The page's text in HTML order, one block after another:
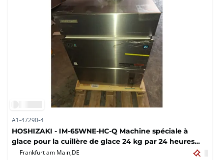
A1-47290-4
HOSHIZAKI - IM-65WNE-HC-Q Machine spéciale à
glace pour la cuillère de glace 24 kg par 24 heures
633 x 506 x 860 mm
Frankfurt am Main,DE